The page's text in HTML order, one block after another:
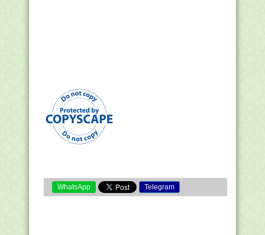
WhatsApp Telegram